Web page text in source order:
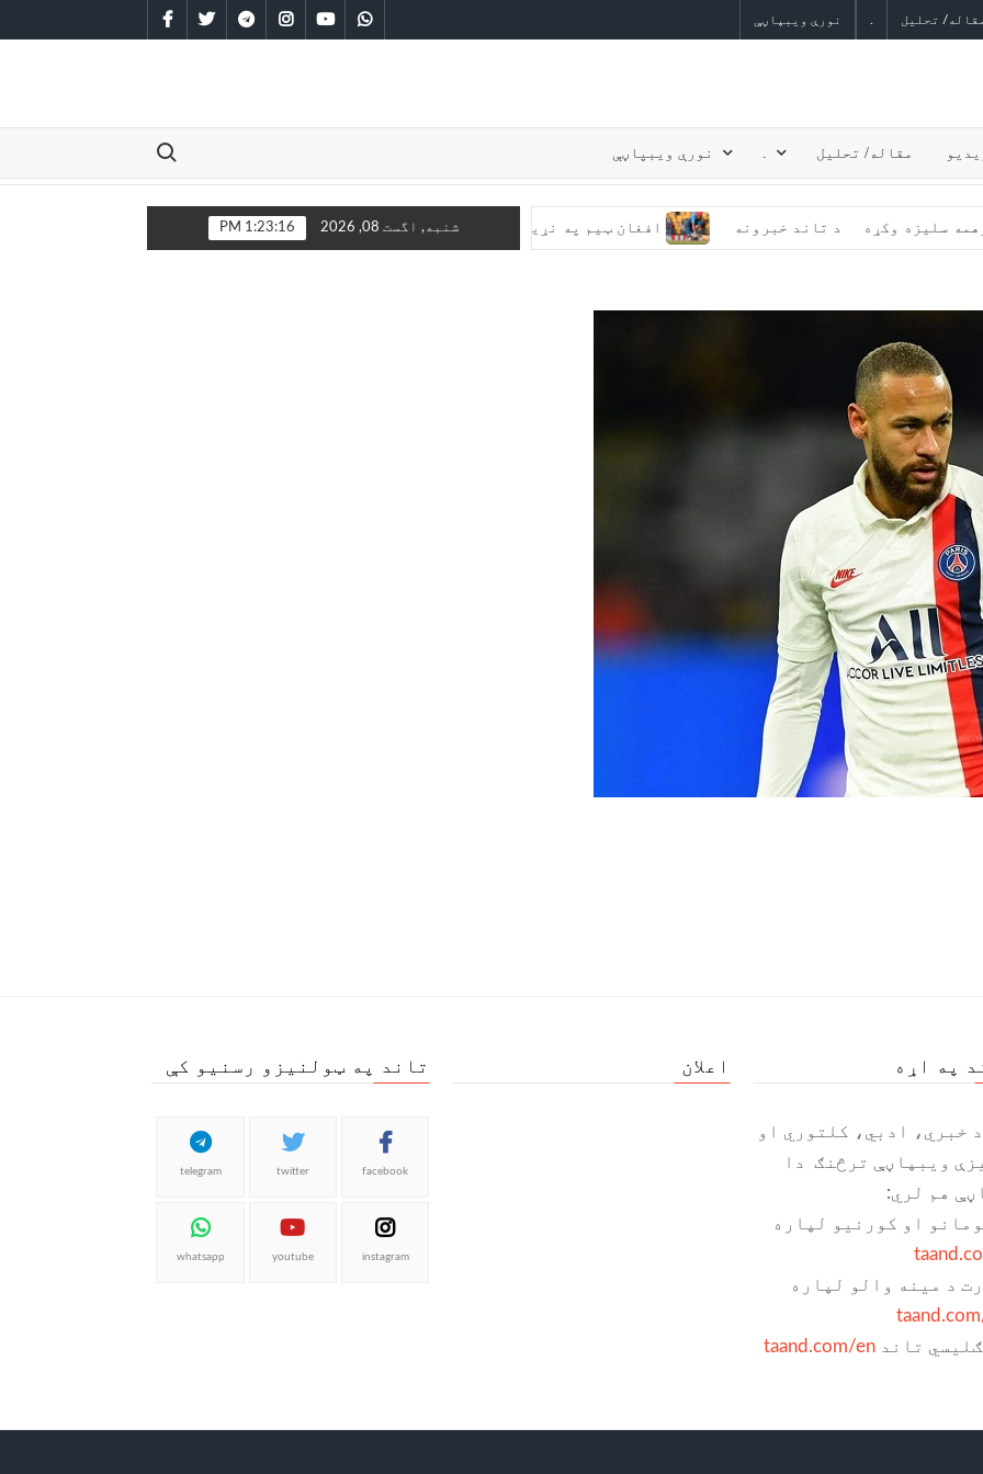
مقاله/ تحلیل نورې ویبپاڼې facebooktwitter
telegraminstagramyoutubewhatsapp
مقاله/ تحلیل . نورې ویبپاڼې
Search for:
افغان ټیم په نړیوال ۲۰ اوریز جام کې له انګلیستان سره مخامخ کېږي د تاند خبرونه دوهمه سلیزه وکړه شنبه, اگست 08, 2026 1:23:16 PM
په اړه
خبري، ادبي، کلتوري او
ویبپاڼې ترڅنګ دا
هم لري:
او کورنیو لپاره
د مینه والو لپاره
تاندtaand.com/en
اعلان تاند په ټولنیزو رسنیو کې
facebook
twitter
telegram
instagram
youtube
whatsapp